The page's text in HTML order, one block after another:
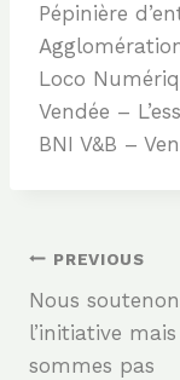
Pépinière
Loco
Vendée –
BNI V&B –
Post
PREVIOUS
Nous
l’initiative
sommes pas